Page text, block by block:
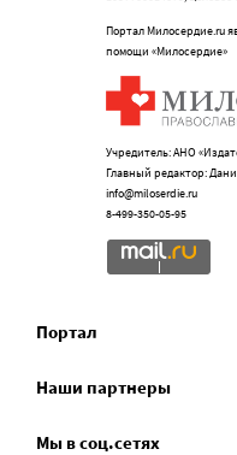
Портал Милосердие.ru
помощи «Милосердие»
Учредитель: АНО
Главный редактор:
info@miloserdie.ru
8-499-350-05-95
Портал
Наши партнеры
Мы в соц.сетях